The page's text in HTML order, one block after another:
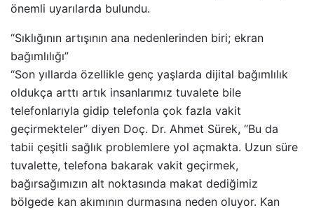
önemli uyarılarda bulundu.
“Sıklığının artışının ana nedenlerinden biri; ekran
bağımlılığı”
“Son yıllarda özellikle genç yaşlarda dijital bağımlılık
oldukça arttı artık insanlarımız tuvalete bile
telefonlarıyla gidip telefonla çok fazla vakit
geçirmekteler” diyen Doç. Dr. Ahmet Sürek, “Bu da
tabii çeşitli sağlık problemlere yol açmakta. Uzun süre
tuvalette, telefona bakarak vakit geçirmek,
bağırsağımızın alt noktasında makat dediğimiz
bölgede kan akımının durmasına neden oluyor. Kan